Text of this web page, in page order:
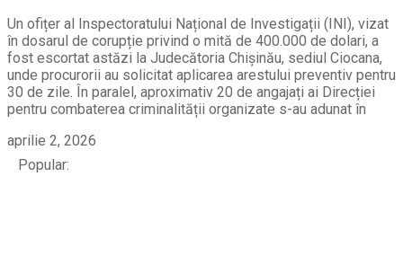
Un ofițer al Inspectoratului Național de Investigații (INI), vizat
în dosarul de corupție privind o mită de 400.000 de dolari, a
fost escortat astăzi la Judecătoria Chișinău, sediul Ciocana,
unde procurorii au solicitat aplicarea arestului preventiv pentru
30 de zile. În paralel, aproximativ 20 de angajați ai Direcției
pentru combaterea criminalității organizate s-au adunat în
aprilie 2, 2026
Popular: